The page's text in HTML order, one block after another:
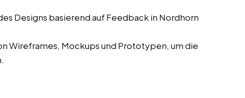
Designs basierend auf Feedback in Nordhorn
Wireframes, Mockups und Prototypen, um die